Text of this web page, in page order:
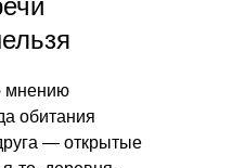
мнению
обитания
— открытые